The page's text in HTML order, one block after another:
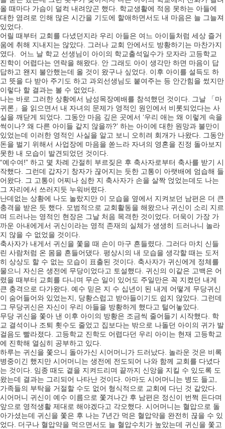
올 때마다 가슴이 덜컥 내려앉곤 했다. 학교생활에 적응 못하는 아들에
대한 염려로 인해 많은 시간을 기도에 할애하면서도 내 마음은 늘 그늘져
있었다.
어릴 때부터 교회를 다녔던지라 우리 아들은 여느 아이들처럼 세상 즐거
움에 취해 지내지는 않았다. 그러나 교회 안에서도 방황하기는 마찬가지
였다. 어느 날 학교 선생님이 아이의 학교출석일수가 모자라 고등학교
진학이 어렵다는 연락을 해왔다. 안 그래도 아이 생각만 하면 마음이 답
답하고 왠지 불안했는데 올 것이 왔구나 싶었다. 이후 아이를 설득도 하
고 뜻을 다 받아 주기도 하고 과외선생님도 붙여주는 등 안간힘을 썼지만
이렇다 할 결과는 볼 수 없었다.
나는 바로 그러한 상황에서 남성목장예배를 참석했던 것이다. 그날 「마
귀론」을 읽으면서 내 자녀의 문제가 영적인 원인에서 비롯되었다는 사
실을 깨닫게 되었다. 그동안 마음 깊은 곳에서 ‘우리 애는 왜 이렇게 속을
썩이나? 왜 다른 아이들 같지 않을까?’ 하는 아이에 대한 원망과 불만이
있었는데 이러한 영적인 사실을 알고 보니 오히려 회개가 나왔다. 그동안
돈을 벌기 위해서 사업장에 마음을 쏟느라 자녀의 영혼을 진정 돌아보지
못한 내 모습이 발견되었던 것이다.
“예수여!” 하고 몇 차례 간절히 부르짖은 후 축사자로부터 축사를 받기 시
작했다. 그런데 갑자기 창자가 끊어지는 듯한 고통이 아랫배에 엄습해 들
어왔다. 그 고통이 어찌나 심한 지 축사자가 손을 살짝 얹었는데도 나는
그 자리에서 쓰러지듯 누워버렸다.
난데없는 상황에 나도 놀랐지만 이 모습을 옆에서 지켜보던 남편은 더 큰
충격을 받은 듯 했다. 모범적으로 교회활동을 해왔으나 귀신이 소리 지르
며 드러나는 영적인 현장은 그날 처음 목격한 것이었다. 더욱이 가장 가
까운 아내에게서 귀신이라는 영적 존재의 실체가 생생히 드러나니 놀라
지 않을 수 없었을 것이다.
축사자가 내게서 귀신을 쫓을 때 손이 마구 흔들렸다. 그러다 마치 신들
린 사람처럼 온 몸을 흔들어댔다. 평상시의 내 모습을 생각할 때는 도저
히 상상도 할 수 없는 모습이 표출된 것이다. 축사자가 귀신에게 정체를
물으니 자신은 생전에 무당이었다고 토설했다. 귀신의 이같은 고백은 어
렸을 때부터 교회를 다니며 무슨 일이 있어도 주일만은 꼭 지켰던 내게
큰 충격으로 다가왔다. 예수 믿은 지 수 십년이 된 내게 어떻게 무당귀신
이 숨어들어와 있었는지, 당황스럽고 받아들이기도 쉽지 않았다. 그런데
그 무당귀신은 자신이 우리 아들을 방황하게 했다고 털어놓았다.
무당 귀신을 쫓아 낸 이후 아이의 방황은 조금씩 줄어들기 시작했다. 학
교 결석이나 조퇴 횟수도 줄었고 집보다는 밖으로 나돌던 아이의 귀가 발
걸음도 빨라졌다. 고등학교 진학도 어렵다던 우리 아이는 현재 고등학교
에 진학해 열심히 공부하고 있다.
하루는 귀신을 쫓으니 돌아가신 시어머니가 드러났다. 놀라운 것은 비록
병중이긴 했지만 시어머니는 생전에 전도되어 나와 함께 교회를 다녔다
는 것이다. 임종 때도 곁을 지켜드리며 끝까지 신앙을 지킬 수 있도록 도
왔는데 결과는 그리되어 나타난 것이다. 아마도 시어머니는 병도 들고,
가족들의 부탁을 거절할 수도 없어 형식적으로 교회에 다닌 것 같았다.
시어머니 귀신이 예수 이름으로 쫓겨나간 후 남편은 정신이 번쩍 든다며
앞으로 영적생활 제대로 해야겠다고 각오했다. 시어머니는 혈압으로 돌
아가셨는데 귀신을 쫓은 후 나는 7년간 먹은 혈압약을 완전히 끊을 수 있
었다. 더구나 혈압약을 먹으면서도 늘 혈압수치가 높았는데 귀신을 쫓고